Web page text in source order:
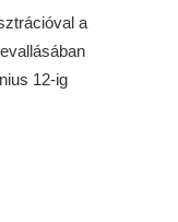
a
12-ig